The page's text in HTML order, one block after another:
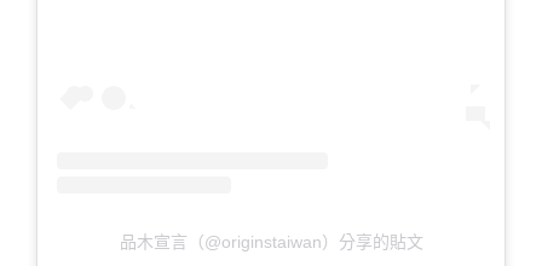
品木宣言（@originstaiwan）分享的貼文